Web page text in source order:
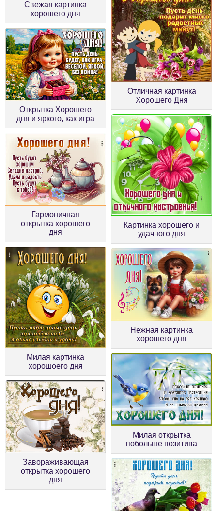
Свежая картинка
хорошего дня
Отличная картинка
Хорошего Дня
Открытка Хорошего
дня и яркого, как игра
Картинка хорошего и
удачного дня
Гармоничная
открытка хорошего
дня
Нежная картинка
хорошего дня
Милая картинка
хорошоего дня
Милая открытка
побольше позитива
Завораживающая
открытка хорошего
дня